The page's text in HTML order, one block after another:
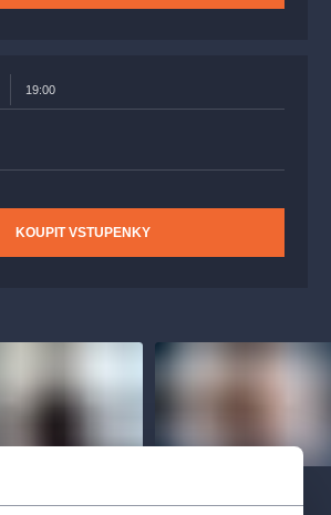
19:00
KOUPIT VSTUPENKY